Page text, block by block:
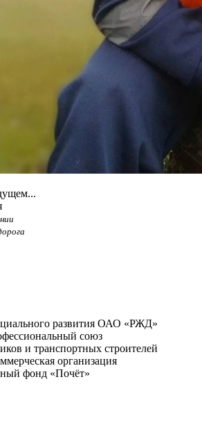
развития ОАО «РЖД»
союз
и транспортных строителей
организация
фонд «Почёт»